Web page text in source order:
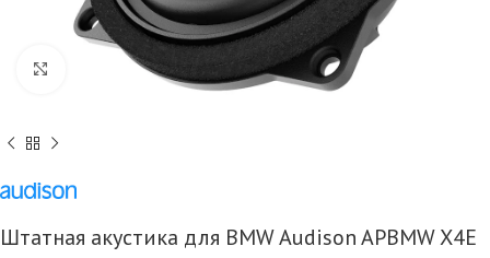
Увеличить
Штатная акустика для BMW Audison APBMW X4E